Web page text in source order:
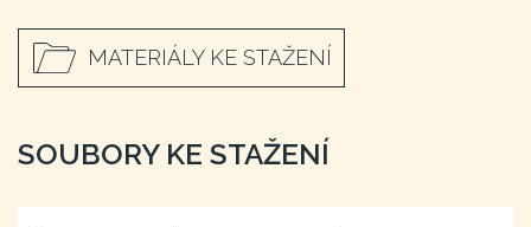
MATERIÁLY KE STAŽENÍ
SOUBORY KE STAŽENÍ